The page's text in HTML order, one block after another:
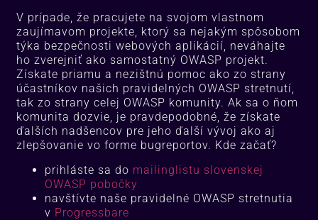
V prípade, že pracujete na svojom vlastnom
zaujímavom projekte, ktorý sa nejakým spôsobom
týka bezpečnosti webových aplikácií, neváhajte
ho zverejniť ako samostatný OWASP projekt.
Získate priamu a nezištnú pomoc ako zo strany
účastníkov našich pravidelných OWASP stretnutí,
tak zo strany celej OWASP komunity. Ak sa o ňom
komunita dozvie, je pravdepodobné, že získate
ďalších nadšencov pre jeho ďalší vývoj ako aj
zlepšovanie vo forme bugreportov. Kde začať?
prihláste sa do mailinglistu slovenskej
OWASP pobočky
navštívte naše pravidelné OWASP stretnutia
v Progressbare